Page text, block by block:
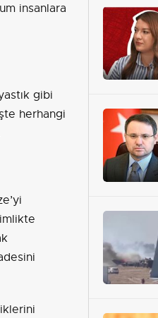
insanlara
gibi
herhangi